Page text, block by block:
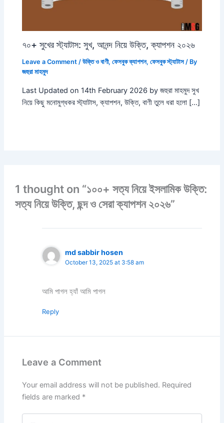
৭০+ সুখের স্ট্যাটাস: সুখ, আনন্দ নিয়ে উক্তি, ক্যাপশন ২০২৬
Leave a Comment /উক্তি ও বাণী,ফেসবুক ক্যাপশন,ফেসবুক স্ট্যাটাস/ By
জহুরা মাহমুদ
Last Updated on 14th February 2026 by জহুরা মাহমুদ সুখ
নিয়ে কিছু মনোমুগ্ধকর স্ট্যাটাস, ক্যাপশন, উক্তি, বাণী তুলে ধরা হলো […]
1 thought on “১০০+ সত্য নিয়ে ইসলামিক উক্তি:
সত্য নিয়ে উক্তি, ছন্দ ও সেরা ক্যাপশন ২০২৬”
md sabbir hosen
October 13, 2025 at 3:58 am
আমি পাগল হ্যাঁ আমি পাগল
Reply
Leave a Comment
Your email address will not be published. Required
fields are marked *
Type